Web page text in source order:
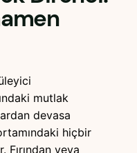
mutlak
devasa
hiçbir
Fırından veya